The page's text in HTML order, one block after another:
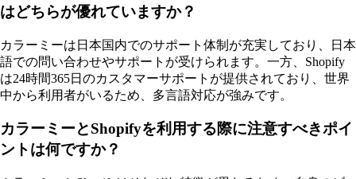
はどちらが優れていますか？
カラーミーは日本国内でのサポート体制が充実しており、日本
語での問い合わせやサポートが受けられます。一方、Shopify
は24時間365日のカスタマーサポートが提供されており、世界
中から利用者がいるため、多言語対応が強みです。
カラーミーとShopifyを利用する際に注意すべきポイ
ントは何ですか？